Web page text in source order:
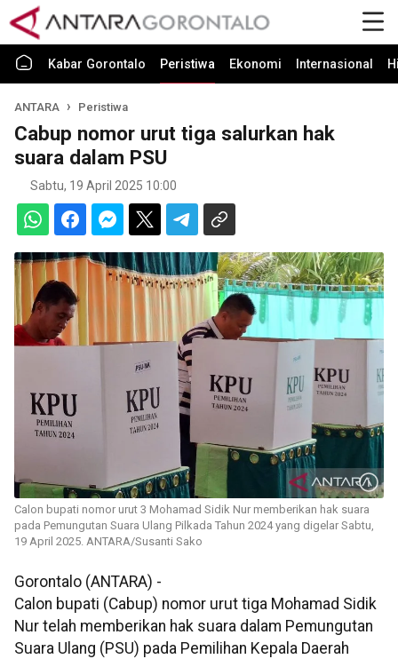
Kabar Gorontalo Peristiwa Ekonomi Internasional
ANTARA Peristiwa
Cabup nomor urut tiga salurkan hak
suara dalam PSU
Sabtu, 19 April 2025 10:00
Calon bupati nomor urut 3 Mohamad Sidik Nur memberikan hak suara
pada Pemungutan Suara Ulang Pilkada Tahun 2024 yang digelar Sabtu,
19 April 2025. ANTARA/Susanti Sako
Gorontalo (ANTARA) -
Calon bupati (Cabup) nomor urut tiga Mohamad Sidik
Nur telah memberikan hak suara dalam Pemungutan
Suara Ulang (PSU) pada Pemilihan Kepala Daerah